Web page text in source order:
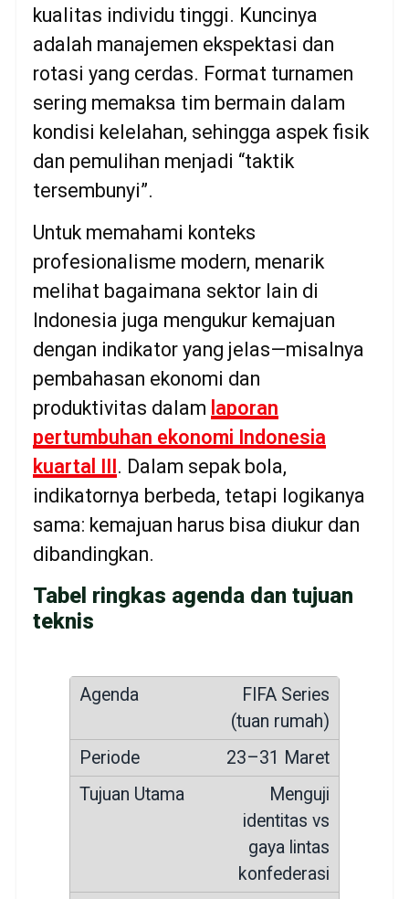
kualitas individu tinggi. Kuncinya
adalah manajemen ekspektasi dan
rotasi yang cerdas. Format turnamen
sering memaksa tim bermain dalam
kondisi kelelahan, sehingga aspek fisik
dan pemulihan menjadi “taktik
tersembunyi”.
Untuk memahami konteks
profesionalisme modern, menarik
melihat bagaimana sektor lain di
Indonesia juga mengukur kemajuan
dengan indikator yang jelas—misalnya
pembahasan ekonomi dan
produktivitas dalam laporan
pertumbuhan ekonomi Indonesia
kuartal III. Dalam sepak bola,
indikatornya berbeda, tetapi logikanya
sama: kemajuan harus bisa diukur dan
dibandingkan.
Tabel ringkas agenda dan tujuan
teknis
FIFA Series
(tuan rumah)
23–31 Maret
Menguji
identitas vs
gaya lintas
konfederasi